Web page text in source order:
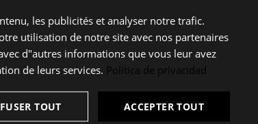
gagner en stabilité. Quand ils sont très jeunes, il est
une surface confortable sous leurs pieds.
Vous pouvez voir ci-dessous quelle devrait être la
ES
les publicités et analyser notre trafic.
utilisation de notre site avec nos partenaires
d"autres informations que vous leur avez
de leurs services. Política de privacidad
ACCEPTER TOUT
TOUT